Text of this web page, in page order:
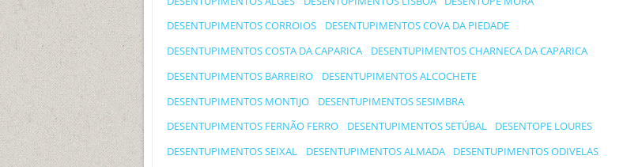
DESENTUPIMENTOS CORROIOS
DESENTUPIMENTOS COVA DA PIEDADE
DESENTUPIMENTOS COSTA DA CAPARICA
DESENTUPIMENTOS CHARNECA DA CAPARICA
DESENTUPIMENTOS BARREIRO
DESENTUPIMENTOS ALCOCHETE
DESENTUPIMENTOS MONTIJO
DESENTUPIMENTOS SESIMBRA
DESENTUPIMENTOS FERNÃO FERRO
DESENTUPIMENTOS SETÚBAL
DESENTOPE LOURES
DESENTUPIMENTOS SEIXAL
DESENTUPIMENTOS ALMADA
DESENTUPIMENTOS ODIVELAS